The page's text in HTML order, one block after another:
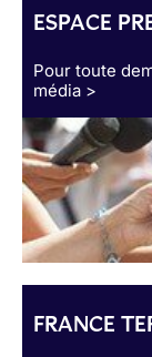
ESPACE
Pour toute
média >
FRANCE